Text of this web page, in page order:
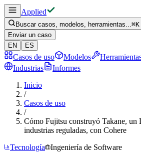
Applied
Buscar casos, modelos, herramientas...⌘K
Enviar un caso
EN
ES
Casos de uso Modelos
Industrias
Informes
Inicio
/
Casos de uso
/
Cómo Fujitsu construyó Takane, un
industrias reguladas, con Cohere
Tecnología
Ingeniería de Software